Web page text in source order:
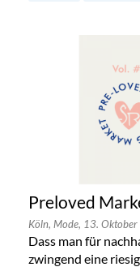
Preloved
Köln, Mode, 13.
Dass man für
zwingend eine